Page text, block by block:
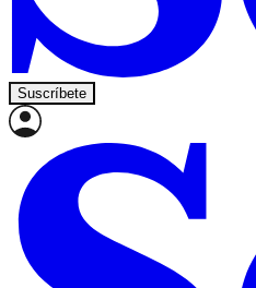
Suscríbete